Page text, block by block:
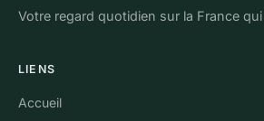
Votre regard quotidien sur la France
LIENS
Accueil